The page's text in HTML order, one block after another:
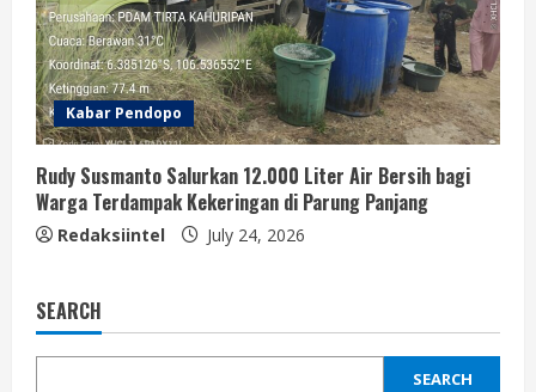
Kabar Pendopo
Rudy Susmanto Salurkan 12.000 Liter Air Bersih bagi
Warga Terdampak Kekeringan di Parung Panjang
Redaksiintel July 24, 2026
SEARCH
SEARCH